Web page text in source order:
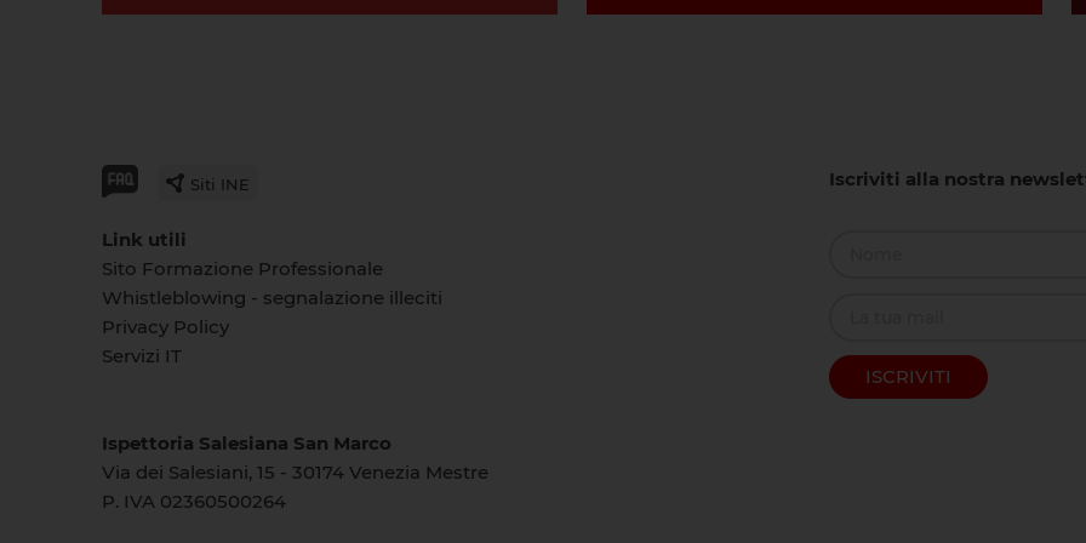
Siti INE
Link utili
Sito Formazione Professionale
Whistleblowing - segnalazione illeciti
Privacy Policy
Servizi IT
Ispettoria Salesiana San Marco
Via dei Salesiani, 15 - 30174 Venezia Mestre
P. IVA 02360500264
Iscriviti alla nostra